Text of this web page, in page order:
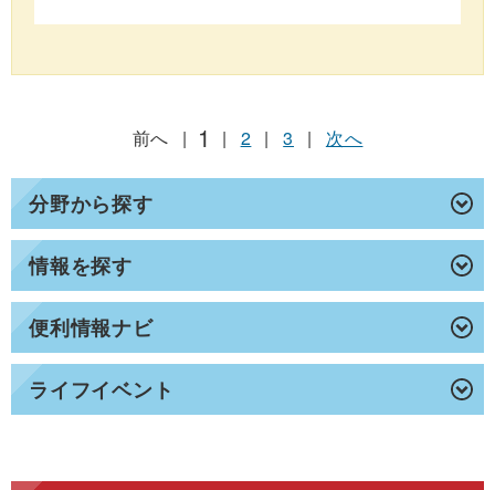
分野から探す
情報を探す
便利情報ナビ
ライフイベント
前へ | 1 | 2 | 3 | 次へ